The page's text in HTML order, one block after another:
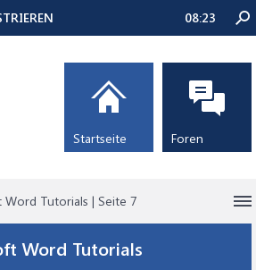
Tutorials | Seite 7
Word Tutorials
08:23
Startseite Foren